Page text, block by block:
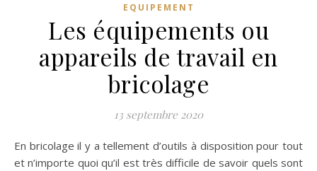
EQUIPEMENT
Les équipements ou
appareils de travail en
bricolage
13 septembre 2020
En bricolage il y a tellement d’outils à disposition pour tout
et n’importe quoi qu’il est très difficile de savoir quels sont